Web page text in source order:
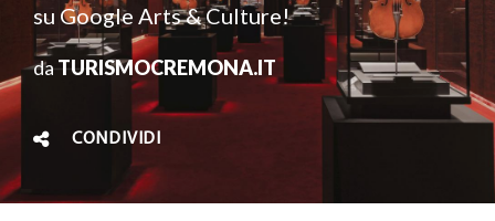
su Google Arts & Culture!
daTURISMOCREMONA.IT
CONDIVIDI